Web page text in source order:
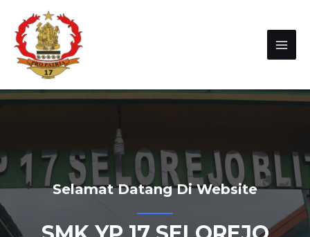
Selamat Datang Di Website